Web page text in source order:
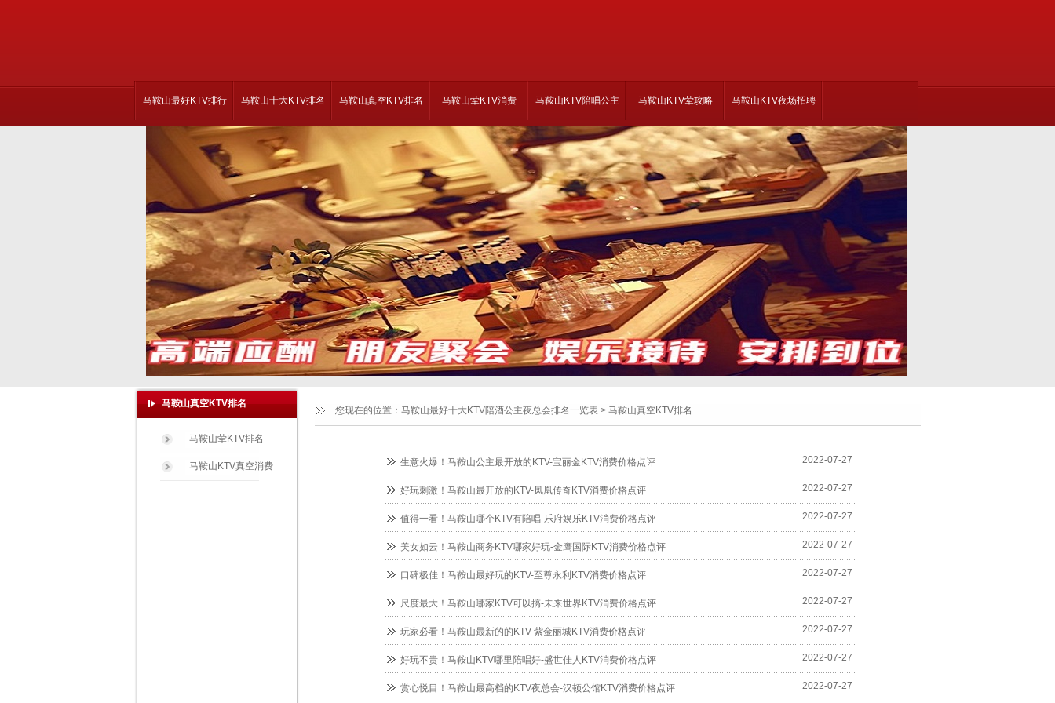
马鞍山最好KTV排行 马鞍山十大KTV排名 马鞍山真空KTV排名 马鞍山荤KTV消费 马鞍山KTV陪唱公主 马鞍山KTV荤攻略 马鞍山KTV夜场招聘
您现在的位置： 马鞍山最好十大KTV陪酒公主夜总会排名一览表 > 马鞍山真空KTV排名
生意火爆！马鞍山公主最开放的KTV-宝丽金KTV消费价格点评 2022-07-27
好玩刺激！马鞍山最开放的KTV-凤凰传奇KTV消费价格点评 2022-07-27
值得一看！马鞍山哪个KTV有陪唱-乐府娱乐KTV消费价格点评 2022-07-27
美女如云！马鞍山商务KTV哪家好玩-金鹰国际KTV消费价格点评 2022-07-27
口碑极佳！马鞍山最好玩的KTV-至尊永利KTV消费价格点评 2022-07-27
尺度最大！马鞍山哪家KTV可以搞-未来世界KTV消费价格点评 2022-07-27
玩家必看！马鞍山最新的的KTV-紫金丽城KTV消费价格点评 2022-07-27
好玩不贵！马鞍山KTV哪里陪唱好-盛世佳人KTV消费价格点评 2022-07-27
赏心悦目！马鞍山最高档的KTV夜总会-汉顿公馆KTV消费价格点评 2022-07-27
马鞍山真空KTV排名
马鞍山荤KTV排名
马鞍山KTV真空消费